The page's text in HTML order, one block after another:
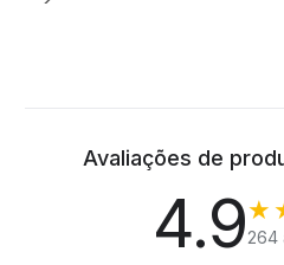
Avaliações de
4.9264